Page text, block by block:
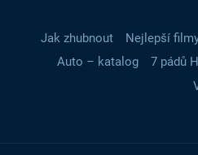
Jak zhubnout Nejlepší
Auto – katalog
7 pádů